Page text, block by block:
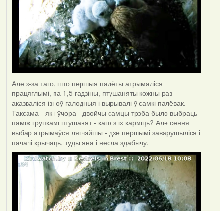
Але з-за таго, што першыя палёты атрымаліся
працяглымі, па 1,5 гадзіны, птушаняты кожны раз
аказваліся ізноў галодныя і вырывалі ў самкі палёвак.
Таксама - як і ўчора - двойчы самцы трэба было выбраць
паміж групкамі птушанят - каго з іх карміць? Але сёння
выбар атрымаўся лягчэйшы - дзе першымі заварушыліся і
пачалі крычаць, туды яна і несла здабычу.